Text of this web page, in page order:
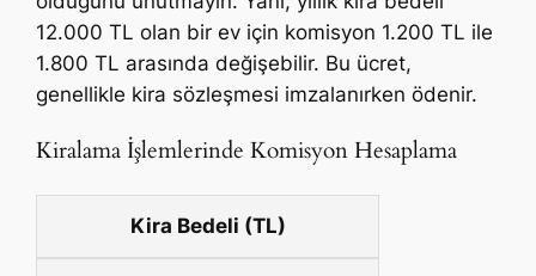
12.000 TL olan bir ev için komisyon 1.200 TL ile
1.800 TL arasında değişebilir. Bu ücret,
genellikle kira sözleşmesi imzalanırken ödenir.
Kiralama İşlemlerinde Komisyon Hesaplama
Kira Bedeli (TL)